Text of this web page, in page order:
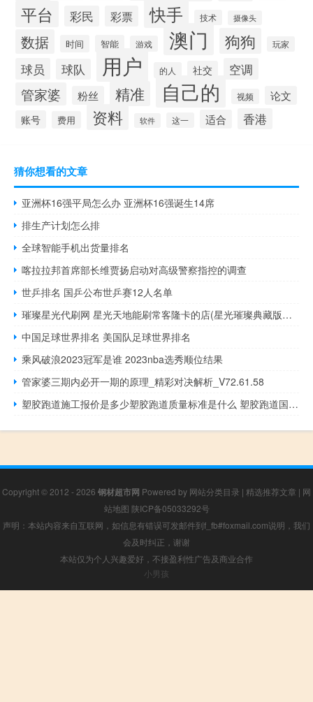
平台 彩民 彩票 快手 技术 摄像头
数据 时间 智能 游戏 澳门 狗狗 玩家
球员 球队 用户 的人 社交 空调
管家婆 粉丝 精准 自己的 视频 论文
账号 费用 资料 软件 这一 适合 香港
猜你想看的文章
亚洲杯16强平局怎么办 亚洲杯16强诞生14席
排生产计划怎么排
全球智能手机出货量排名
喀拉拉邦首席部长维贾扬启动对高级警察指控的调查
世乒排名 国乒公布世乒赛12人名单
璀璨星光代刷网 星光天地能刷常客隆卡的店(星光璀璨典藏版与普通版有什么区别)
中国足球世界排名 美国队足球世界排名
乘风破浪2023冠军是谁 2023nba选秀顺位结果
管家婆三期内必开一期的原理_精彩对决解析_V72.61.58
塑胶跑道施工报价是多少塑胶跑道质量标准是什么 塑胶跑道国家最新标准
Copyright © 2012 - 2026 钢材超市网 Powered by 网站分类目录 | 精选推荐文章 | 网
站地图 陕ICP备05033292号
声明：本站内容来自互联网，如信息有错误可发邮件到f_fb#foxmail.com说明，我们
会及时纠正，谢谢
本站仅为个人兴趣爱好，不接盈利性广告及商业合作
小男孩